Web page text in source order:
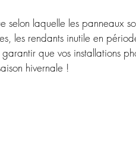
laquelle les panneaux
les rendants inutile en
que vos installations
hivernale !